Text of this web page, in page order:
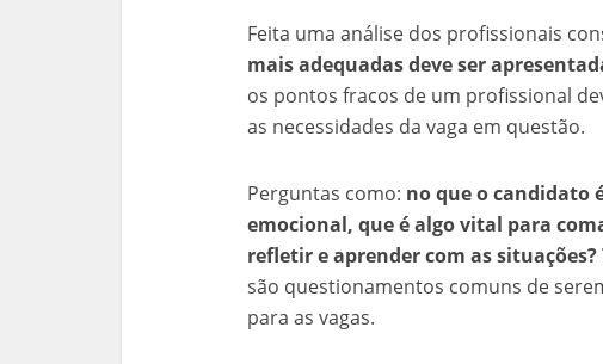
Feita uma análise dos profissionais
mais adequadas deve ser
os pontos fracos de um profissional
as necessidades da vaga em questão.
Perguntas como: no que o candidato
emocional, que é algo vital para
refletir e aprender com as
são questionamentos comuns de
para as vagas.